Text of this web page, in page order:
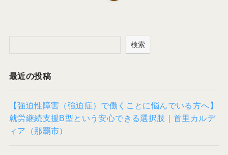
検索
最近の投稿
【強迫性障害（強迫症）で働くことに悩んでいる方へ】
就労継続支援B型という安心できる選択肢｜首里カルデ
ィア（那覇市）